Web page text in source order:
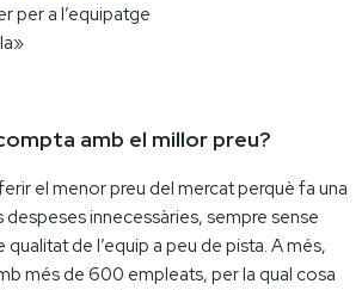
per a l’equipatge
amb el millor preu?
el menor preu del mercat perquè fa una
innecessàries, sempre sense
qualitat de l’equip a peu de pista. A més,
més de 600 empleats, per la qual cosa